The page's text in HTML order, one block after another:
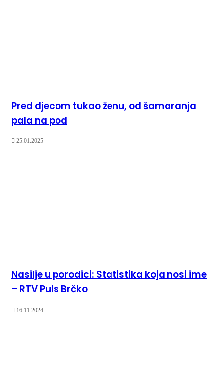
Pred djecom tukao ženu, od šamaranja
pala na pod
25.01.2025
Nasilje u porodici: Statistika koja nosi ime
– RTV Puls Brčko
16.11.2024